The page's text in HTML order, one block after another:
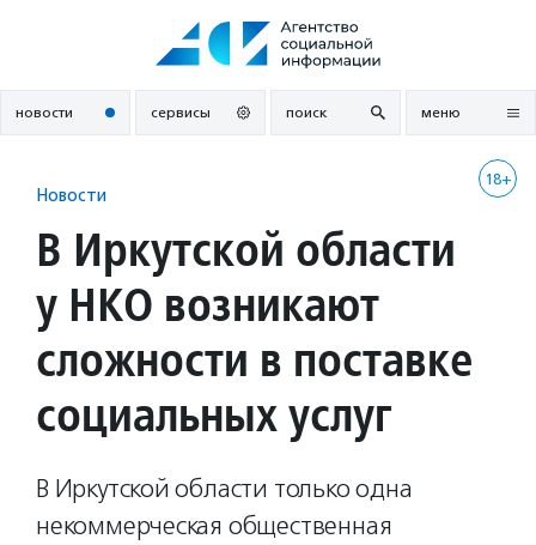
новости сервисы поиск меню
18+
Новости
В Иркутской области
у НКО возникают
сложности в поставке
социальных услуг
В Иркутской области только одна
некоммерческая общественная